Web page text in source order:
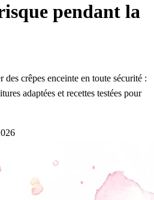
pendant la
crêpes enceinte en toute sécurité :
adaptées et recettes testées pour